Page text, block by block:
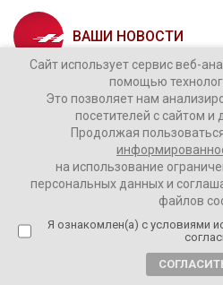
ВАШИ НОВОСТИ
Была массированная
ракетами и дронами.
В соцсетях публикуют кадры
Сельцо, где находится
Обломки HIMARS упали на
Повреждены также частные
Сайт использует сервис веб-
помощью
Это позволяет нам
посетителей с сайтом и
Продолжая
на использование
персональных данных и
файлов
Я ознакомлен(а) с условиями